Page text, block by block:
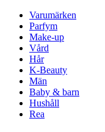
Varumärken
Parfym
Make-up
Vård
Hår
K-Beauty
Män
Baby & barn
Hushåll
Rea